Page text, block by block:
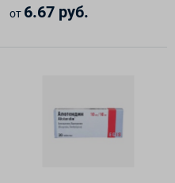
от 6.67 руб.